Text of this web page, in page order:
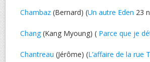
Chambaz (Bernard) (Un autre Eden 23
Chang(Kang Myoung) ( Parce que je
Chantreau (Jérôme) (L’affaire de la rue